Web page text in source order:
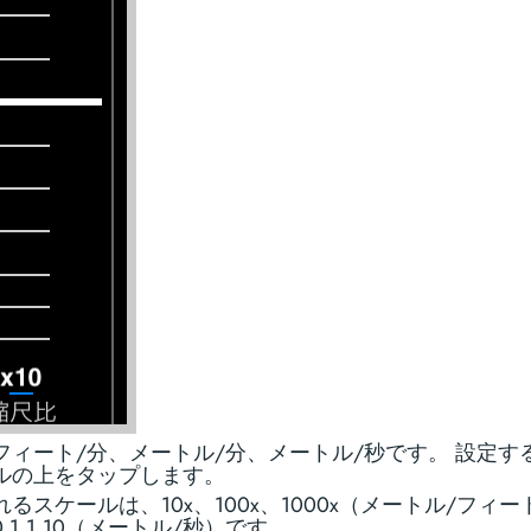
ィート/分、メートル/分、メートル/秒です。 設定す
の上をタップします。
るスケールは、10x、100x、1000x（メートル/フィー